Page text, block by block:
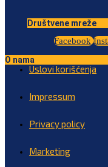
Društvene mreže
Facebook
O nama
Uslovi korišćenja
Impressum
Privacy policy
Marketing